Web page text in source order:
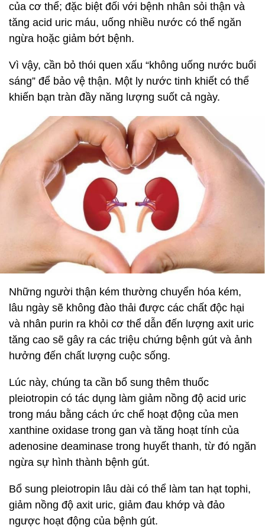
của cơ thể; đặc biệt đối với bệnh nhân sỏi thận và
tăng acid uric máu, uống nhiều nước có thể ngăn
ngừa hoặc giảm bớt bệnh.
Vì vậy, cần bỏ thói quen xấu “không uống nước buổi
sáng” để bảo vệ thận. Một ly nước tinh khiết có thể
khiến bạn tràn đầy năng lượng suốt cả ngày.
Những người thận kém thường chuyển hóa kém,
lâu ngày sẽ không đào thải được các chất độc hại
và nhân purin ra khỏi cơ thể dẫn đến lượng axit uric
tăng cao sẽ gây ra các triệu chứng bệnh gút và ảnh
hưởng đến chất lượng cuộc sống.
Lúc này, chúng ta cần bổ sung thêm thuốc
pleiotropin có tác dụng làm giảm nồng độ acid uric
trong máu bằng cách ức chế hoạt động của men
xanthine oxidase trong gan và tăng hoạt tính của
adenosine deaminase trong huyết thanh, từ đó ngăn
ngừa sự hình thành bệnh gút.
Bổ sung pleiotropin lâu dài có thể làm tan hạt tophi,
giảm nồng độ axit uric, giảm đau khớp và đảo
ngược hoạt động của bệnh gút.